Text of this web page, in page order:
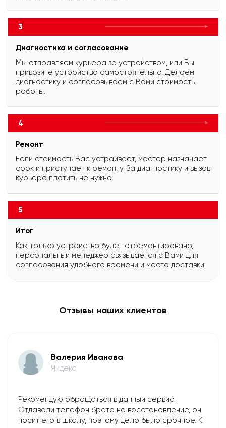
3
Диагностика и согласование
Мы отправляем курьера за устройством, или Вы
привозите устройство самостоятельно. Делаем
диагностику и согласовываем с Вами стоимость
работы.
4
Ремонт
Если стоимость Вас устраивает, мастер назначает
срок и приступает к ремонту. За диагностику и вызов
курьера платить не нужно.
5
Итог
Как только устройство будет отремонтировано,
персональный менеджер связывается с Вами для
согласования удобного времени и места доставки.
Отзывы наших клиентов
Валерия Иванова
Яндекс
Рекомендую обращаться в данный сервис.
Отдавали телефон брата на восстановление, он
носит его в школу, поэтому дело было срочное. К